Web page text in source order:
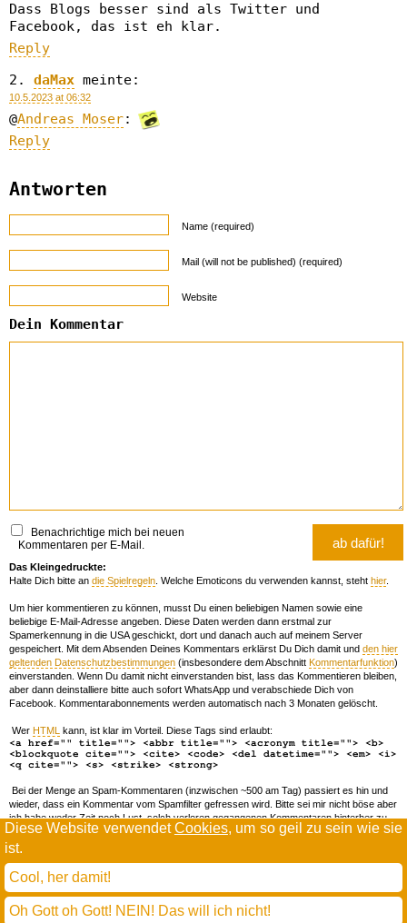
Diese Website verwendetCookies, um so geil zu sein wie sie
ist.
Cool, her damit!
Oh Gott oh Gott! NEIN! Das will ich nicht!
Dass Blogs besser sind als Twitter und
Facebook, das ist eh klar.
Reply
daMax meinte:
10.5.2023 at 06:32
@Andreas Moser:
Reply
Antworten
Name (required)
Mail (will not be published) (required)
Website
Dein Kommentar
Benachrichtige mich bei neuen
Kommentaren per E-Mail.
Das Kleingedruckte:
Halte Dich bitte an die Spielregeln . Welche Emoticons du verwenden kannst, steht hier.
Um hier kommentieren zu können, musst Du einen beliebigen Namen sowie eine
beliebige E-Mail-Adresse angeben. Diese Daten werden dann erstmal zur
Spamerkennung in die USA geschickt, dort und danach auch auf meinem Server
gespeichert. Mit dem Absenden Deines Kommentars erklärst Du Dich damit und den hier
geltenden Datenschutzbestimmungen (insbesondere dem Abschnitt Kommentarfunktion)
einverstanden. Wenn Du damit nicht einverstanden bist, lass das Kommentieren bleiben,
aber dann deinstalliere bitte auch sofort WhatsApp und verabschiede Dich von
Facebook. Kommentarabonnements werden automatisch nach 3 Monaten gelöscht.
Wer HTML kann, ist klar im Vorteil. Diese Tags sind erlaubt:
<a href="" title=""> <abbr title=""> <acronym title=""> <b>
<blockquote cite=""> <cite> <code> <del datetime=""> <em> <i>
<q cite=""> <s> <strike> <strong>
Bei der Menge an Spam-Kommentaren (inzwischen ~500 am Tag) passiert es hin und
wieder, dass ein Kommentar vom Spamfilter gefressen wird. Bitte sei mir nicht böse aber
ich habe weder Zeit noch Lust, solch verloren gegangenen Kommentaren hinterher zu
forschen. Wenn das öfters passiert, schreib' mir 'ne Mail damit ich dich whitelisten kann.
todamax rennt aufwordpress
(mit minimalen anpassungen in oberlängen und kerning)
* daMaxentgendert nach Hermes Phettberg